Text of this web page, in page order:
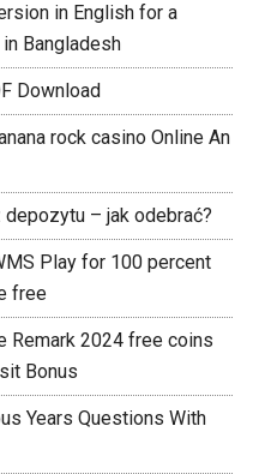
in English for a
Bangladesh
Download
rock casino Online An
– jak odebrać?
Play for 100 percent
free
Remark 2024 free coins
Bonus
Years Questions With